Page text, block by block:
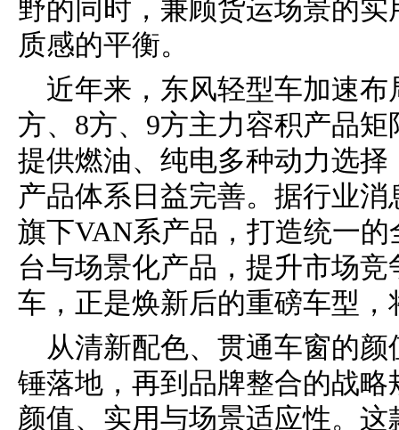
野的同时，兼顾货运场景的
质感的平衡。
近年来，东风轻型车加速
方、8方、9方主力容积产品
提供燃油、纯电多种动力选
产品体系日益完善。据行业
旗下VAN系产品，打造统一
台与场景化产品，提升市场
车，正是焕新后的重磅车型
从清新配色、贯通车窗的
锤落地，再到品牌整合的战
颜值、实用与场景适应性。